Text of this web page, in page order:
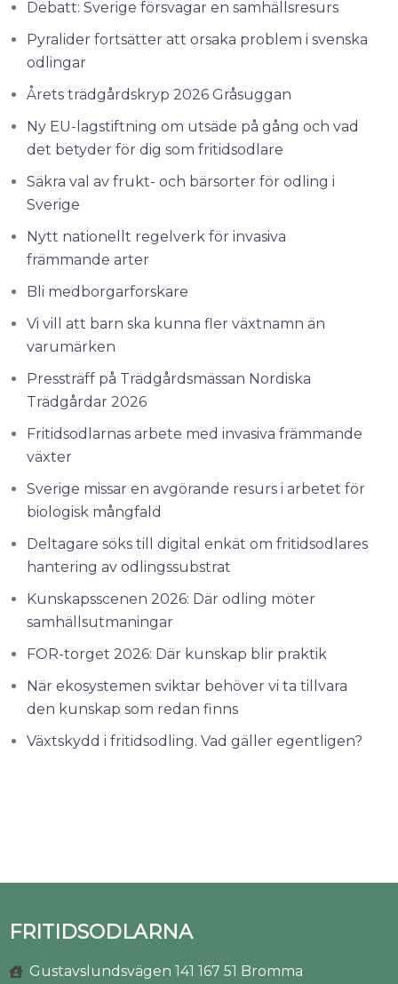
Debatt: Sverige försvagar en samhällsresurs
Pyralider fortsätter att orsaka problem i svenska
odlingar
Årets trädgårdskryp 2026 Gråsuggan
Ny EU-lagstiftning om utsäde på gång och vad
det betyder för dig som fritidsodlare
Säkra val av frukt- och bärsorter för odling i
Sverige
Nytt nationellt regelverk för invasiva
främmande arter
Bli medborgarforskare
Vi vill att barn ska kunna fler växtnamn än
varumärken
Pressträff på Trädgårdsmässan Nordiska
Trädgårdar 2026
Fritidsodlarnas arbete med invasiva främmande
växter
Sverige missar en avgörande resurs i arbetet för
biologisk mångfald
Deltagare söks till digital enkät om fritidsodlares
hantering av odlingssubstrat
Kunskapsscenen 2026: Där odling möter
samhällsutmaningar
FOR-torget 2026: Där kunskap blir praktik
När ekosystemen sviktar behöver vi ta tillvara
den kunskap som redan finns
Växtskydd i fritidsodling. Vad gäller egentligen?
FRITIDSODLARNA
Gustavslundsvägen 141 167 51 Bromma